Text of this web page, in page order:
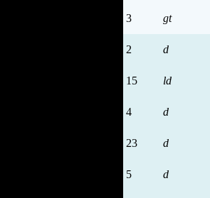
3 gt
2 d
15 ld
4 d
23 d
5 d